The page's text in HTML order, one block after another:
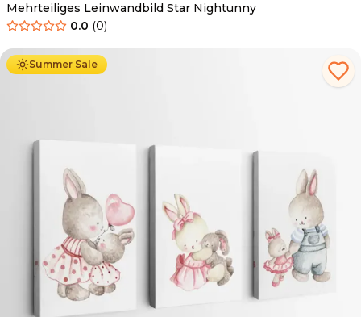
Mehrteiliges Leinwandbild Star Nightunny
0.0 (0)
Summer Sale
Ab 44.90 € 25.90